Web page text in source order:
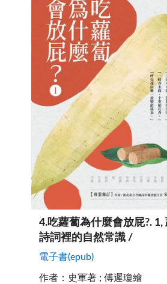
4.吃蘿蔔為什麼會放屁?. 1,
詩詞裡的自然常識 /
電子書(epub)
作者： 史軍著 ; 傅遲瓊繪